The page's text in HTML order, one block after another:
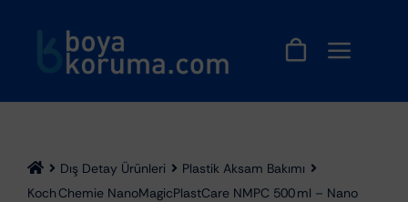
Dış Detay Ürünleri
Plastik Aksam Bakımı
Koch Chemie NanoMagicPlastCare NMPC 500 ml – Nano